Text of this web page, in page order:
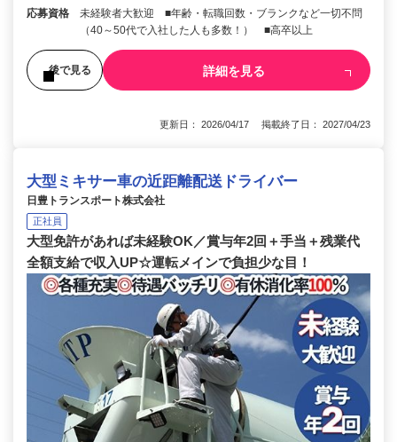
応募資格
未経験者大歓迎 ■年齢・転職回数・ブランクなど一切不問
（40～50代で入社した人も多数！） ■高卒以上
後で見る 詳細を見る
更新日： 2026/04/17 掲載終了日： 2027/04/23
大型ミキサー車の近距離配送ドライバー
日豊トランスポート株式会社
正社員
大型免許があれば未経験OK／賞与年2回＋手当＋残業代
全額支給で収入UP☆運転メインで負担少な目！